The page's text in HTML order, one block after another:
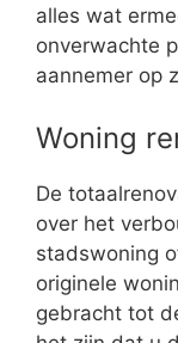
alles wat
onverwachte
aannemer op
Woning
De
over het
stadswoning
originele
gebracht tot